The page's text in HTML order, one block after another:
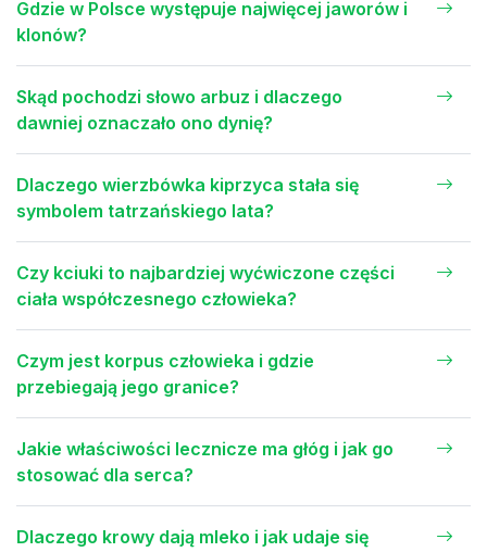
Gdzie w Polsce występuje najwięcej jaworów i
klonów?
Skąd pochodzi słowo arbuz i dlaczego
dawniej oznaczało ono dynię?
Dlaczego wierzbówka kiprzyca stała się
symbolem tatrzańskiego lata?
Czy kciuki to najbardziej wyćwiczone części
ciała współczesnego człowieka?
Czym jest korpus człowieka i gdzie
przebiegają jego granice?
Jakie właściwości lecznicze ma głóg i jak go
stosować dla serca?
Dlaczego krowy dają mleko i jak udaje się